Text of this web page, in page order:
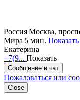
Россия Москва,
Мира 5 мин.
Екатерина
+7(9... Показать
Сообщение в чат
Пожаловаться или
Close